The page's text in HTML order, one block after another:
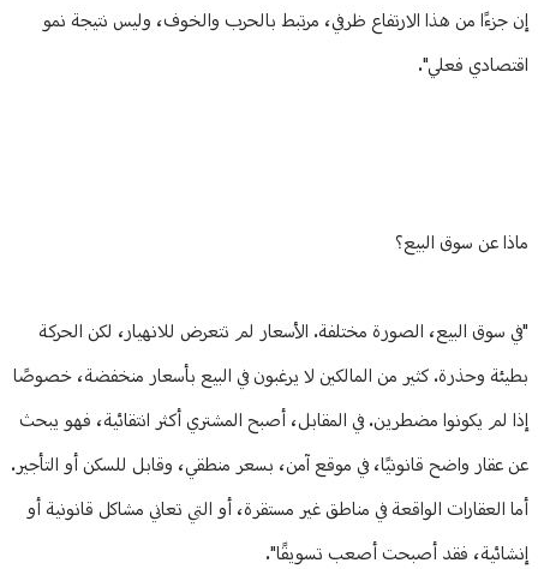
إن جزءًا من هذا الارتفاع ظرفي، مرتبط بالحرب والخوف، وليس نتيجة نمو
اقتصادي فعلي".
ماذا عن سوق البيع؟
"في سوق البيع، الصورة مختلفة. الأسعار لم تتعرض للانهيار، لكن الحركة
بطيئة وحذرة. كثير من المالكين لا يرغبون في البيع بأسعار منخفضة، خصوصًا
إذا لم يكونوا مضطرين. في المقابل، أصبح المشتري أكثر انتقائية، فهو يبحث
عن عقار واضح قانونيًا، في موقع آمن، بسعر منطقي، وقابل للسكن أو التأجير.
أما العقارات الواقعة في مناطق غير مستقرة، أو التي تعاني مشاكل قانونية أو
إنشائية، فقد أصبحت أصعب تسويقًا".